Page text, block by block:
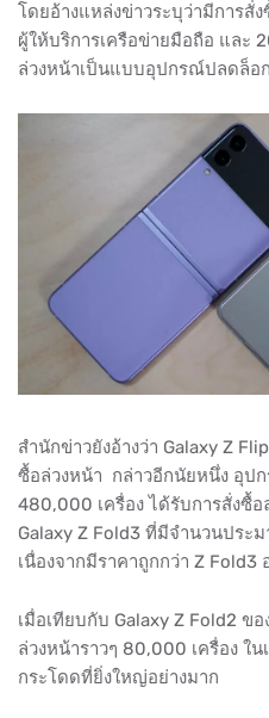
โดยอ้างแหล่งข่าวระบุว่ามีการสั่
ผู้ให้บริการเครือข่ายมือถือ และ
ล่วงหน้าเป็นแบบอุปกรณ์ปลดล็อก
สำนักข่าวยังอ้างว่า Galaxy Z
ซื้อล่วงหน้า กล่าวอีกนัยหนึ่ง อุป
480,000 เครื่อง ได้รับการสั่งซื้อ
Galaxy Z Fold3 ที่มีจำนวนประ
เนื่องจากมีราคาถูกกว่า Z Fold3
เมื่อเทียบกับ Galaxy Z Fold2 ข
ล่วงหน้าราวๆ 80,000 เครื่อง ใน
กระโดดที่ยิ่งใหญ่อย่างมาก